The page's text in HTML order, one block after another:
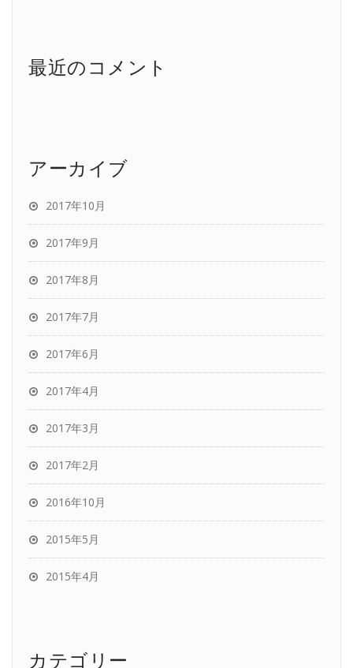
最近のコメント
アーカイブ
2017年10月
2017年9月
2017年8月
2017年7月
2017年6月
2017年4月
2017年3月
2017年2月
2016年10月
2015年5月
2015年4月
カテゴリー